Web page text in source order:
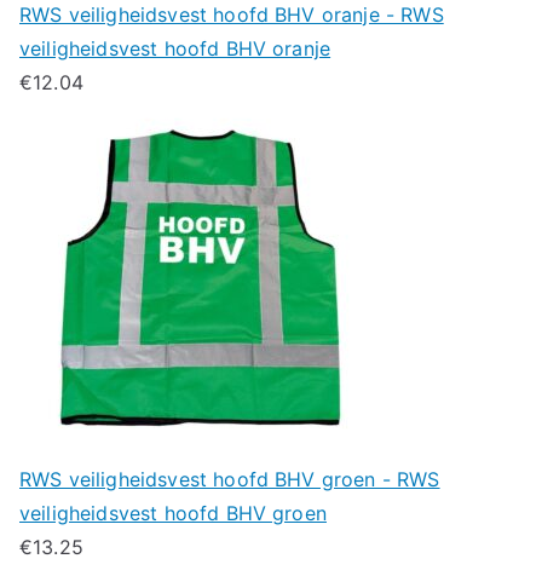
RWS veiligheidsvest hoofd BHV oranje - RWS
veiligheidsvest hoofd BHV oranje
€12.04
RWS veiligheidsvest hoofd BHV groen - RWS
veiligheidsvest hoofd BHV groen
€13.25